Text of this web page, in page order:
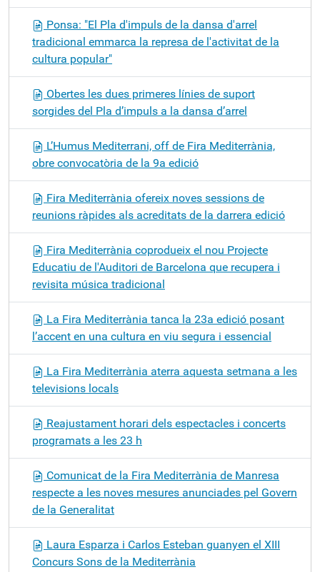
Ponsa: "El Pla d'impuls de la dansa d'arrel
tradicional emmarca la represa de l'activitat de la
cultura popular"
Obertes les dues primeres línies de suport
sorgides del Pla d’impuls a la dansa d’arrel
L’Humus Mediterrani, off de Fira Mediterrània,
obre convocatòria de la 9a edició
Fira Mediterrània ofereix noves sessions de
reunions ràpides als acreditats de la darrera edició
Fira Mediterrània coprodueix el nou Projecte
Educatiu de l'Auditori de Barcelona que recupera i
revisita música tradicional
La Fira Mediterrània tanca la 23a edició posant
l’accent en una cultura en viu segura i essencial
La Fira Mediterrània aterra aquesta setmana a les
televisions locals
Reajustament horari dels espectacles i concerts
programats a les 23 h
Comunicat de la Fira Mediterrània de Manresa
respecte a les noves mesures anunciades pel Govern
de la Generalitat
Laura Esparza i Carlos Esteban guanyen el XIII
Concurs Sons de la Mediterrània